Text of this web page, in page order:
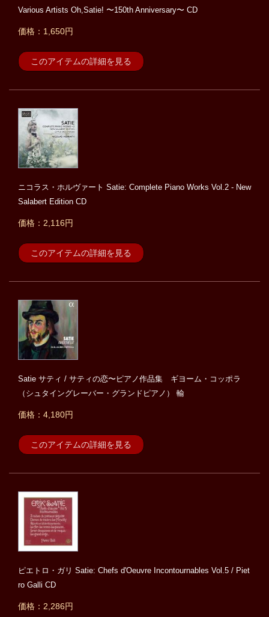
Various Artists Oh,Satie! 〜150th Anniversary〜 CD
価格：1,650円
このアイテムの詳細を見る
ニコラス・ホルヴァート Satie: Complete Piano Works Vol.2 - New
Salabert Edition CD
価格：2,116円
このアイテムの詳細を見る
Satie サティ / サティの恋〜ピアノ作品集 ギヨーム・コッポラ
（シュタイングレーバー・グランドピアノ） 輸
価格：4,180円
このアイテムの詳細を見る
ピエトロ・ガリ Satie: Chefs d'Oeuvre Incontournables Vol.5 / Piet
ro Galli CD
価格：2,286円